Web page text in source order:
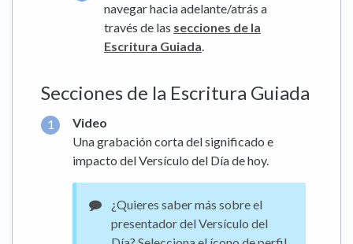
navegar hacia adelante/atrás a
través de las secciones de la
Escritura Guiada.
Secciones de la Escritura Guiada
Video
Una grabación corta del significado e
impacto del Versículo del Día de hoy.
¿Quieres saber más sobre el
presentador del Versículo del